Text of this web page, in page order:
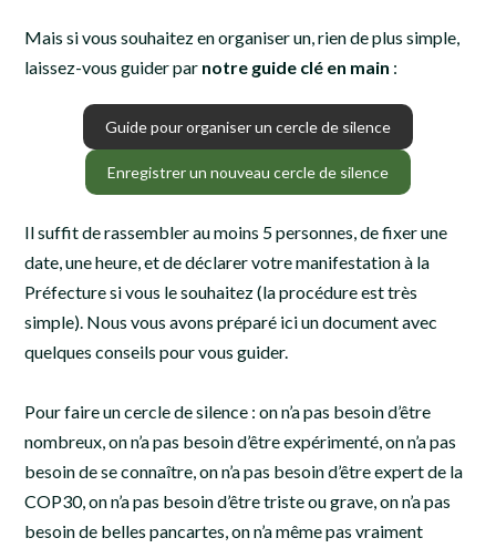
Mais si vous souhaitez en organiser un, rien de plus simple,
laissez-vous guider par notre guide clé en main :
Guide pour organiser un cercle de silence
Enregistrer un nouveau cercle de silence
Il suffit de rassembler au moins 5 personnes, de fixer une
date, une heure, et de déclarer votre manifestation à la
Préfecture si vous le souhaitez (la procédure est très
simple). Nous vous avons préparé ici un document avec
quelques conseils pour vous guider.
Pour faire un cercle de silence : on n’a pas besoin d’être
nombreux, on n’a pas besoin d’être expérimenté, on n’a pas
besoin de se connaître, on n’a pas besoin d’être expert de la
COP30, on n’a pas besoin d’être triste ou grave, on n’a pas
besoin de belles pancartes, on n’a même pas vraiment